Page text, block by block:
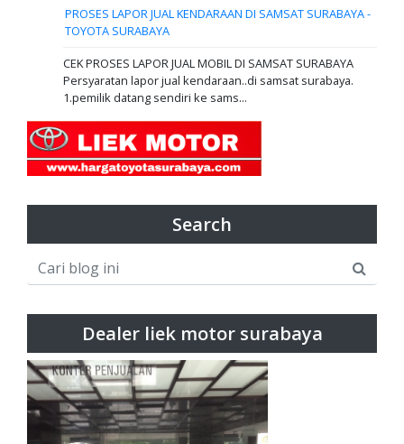
PROSES LAPOR JUAL KENDARAAN DI SAMSAT SURABAYA -
TOYOTA SURABAYA
CEK PROSES LAPOR JUAL MOBIL DI SAMSAT SURABAYA
Persyaratan lapor jual kendaraan..di samsat surabaya.
1.pemilik datang sendiri ke sams...
Search
Dealer liek motor surabaya